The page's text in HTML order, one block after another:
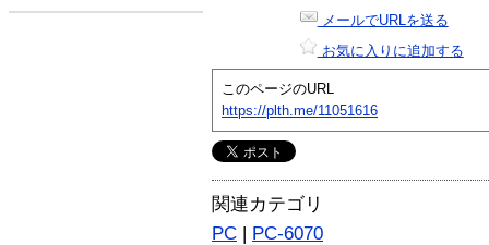
メールでURLを送る
お気に入りに追加する
このページのURL
https://plth.me/11051616
関連カテゴリ
PC | PC-6070